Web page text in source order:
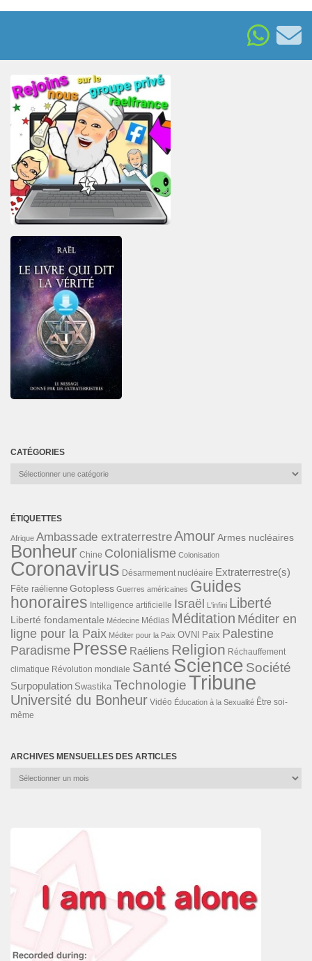
CATÉGORIES
Catégories
ÉTIQUETTES
Afrique Ambassade extraterrestreAmourArmes nucléaires
Bonheur Chine Colonialisme Colonisation
Coronavirus Désarmement nucléaire Extraterrestre(s)
Fête raélienne Gotopless Guerres américaines Guides
honoraires Intelligence artificielle Israël L'infini Liberté
Liberté fondamentale Médecine Médias Méditation Méditer en
ligne pour la Paix Méditer pour la Paix OVNI Paix Palestine
Paradisme Presse Raéliens Religion Réchauffement
climatique Révolution mondiale Santé Science Société
Surpopulation Swastika TechnologieTribune
Université du Bonheur Vidéo Éducation à la Sexualité Être soi-
même
ARCHIVES MENSUELLES DES ARTICLES
Archives